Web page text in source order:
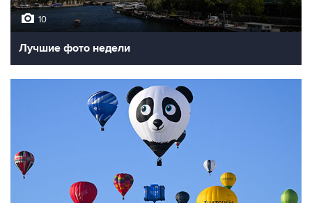
10
Лучшие фото недели